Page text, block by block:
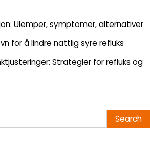
Ulemper, symptomer, alternativer
for å lindre nattlig syre refluks
Strategier for refluks og